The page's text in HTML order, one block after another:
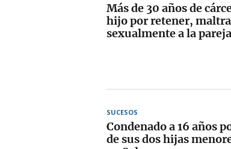
Más de 30 años de
hijo por retener,
sexualmente a la
SUCESOS
Condenado a 16 años
de sus dos hijas